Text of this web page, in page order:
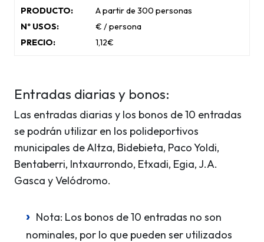
A partir de 300 personas
€ / persona
1,12€
Entradas diarias y bonos:
Las entradas diarias y los bonos de 10 entradas
se podrán utilizar en los polideportivos
municipales de Altza, Bidebieta, Paco Yoldi,
Bentaberri, Intxaurrondo, Etxadi, Egia, J.A.
Gasca y Velódromo.
Nota: Los bonos de 10 entradas no son
nominales, por lo que pueden ser utilizados